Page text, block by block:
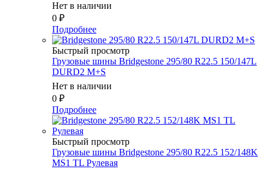
Нет в наличии
0 ₽
Подробнее
Быстрый просмотр
Грузовые шины Bridgestone 295/80 R22.5 150/147L
DURD2 M+S
Нет в наличии
0 ₽
Подробнее
Быстрый просмотр
Грузовые шины Bridgestone 295/80 R22.5 152/148K
MS1 TL Рулевая